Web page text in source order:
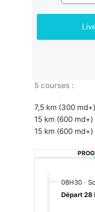
5 courses :
7,5 km (300
15 km (600 md+)
15 km (600 md+)
08H30 -
Départ 28